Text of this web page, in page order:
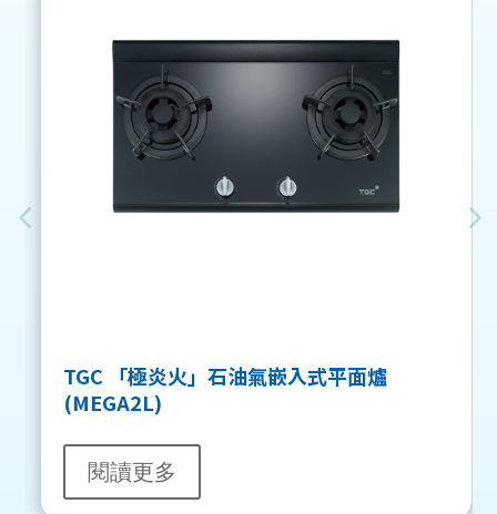
TGC 「極炎火」石油氣嵌入式平面爐
(MEGA2L)
閱讀更多